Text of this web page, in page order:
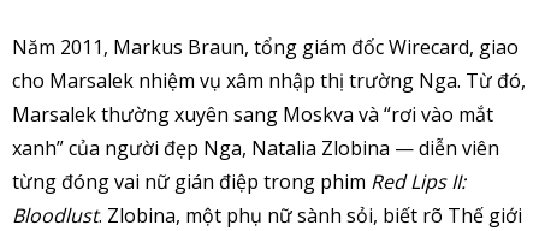
Năm 2011, Markus Braun, tổng giám đốc Wirecard, giao
cho Marsalek nhiệm vụ xâm nhập thị trường Nga. Từ đó,
Marsalek thường xuyên sang Moskva và “rơi vào mắt
xanh” của người đẹp Nga, Natalia Zlobina — diễn viên
từng đóng vai nữ gián điệp trong phim Red Lips II:
Bloodlust. Zlobina, một phụ nữ sành sỏi, biết rõ Thế giới